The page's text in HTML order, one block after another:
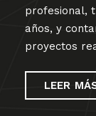
profesional,
años, y
proyectos
LEER